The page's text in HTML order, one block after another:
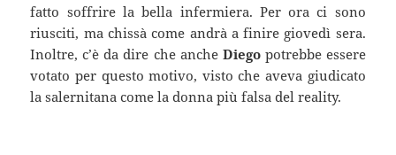
fatto soffrire la bella infermiera. Per ora ci sono
riusciti, ma chissà come andrà a finire giovedì sera.
Inoltre, c’è da dire che anche Diegopotrebbe essere
votato per questo motivo, visto che aveva giudicato
la salernitana come la donna più falsa del reality.